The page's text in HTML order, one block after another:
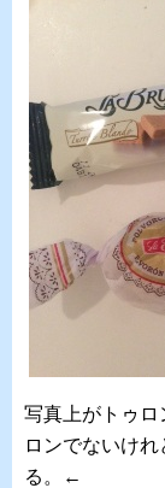
写真上がトゥロ
ロンでないけ
る。←